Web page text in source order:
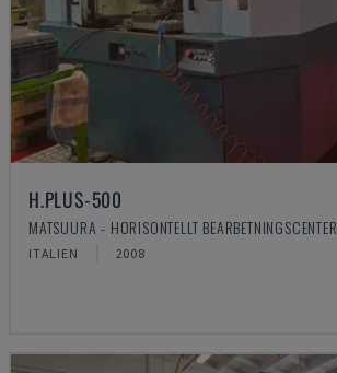
H.PLUS-500
MATSUURA - HORISONTELLT BEARBETNINGSCENTER
ITALIEN 2008